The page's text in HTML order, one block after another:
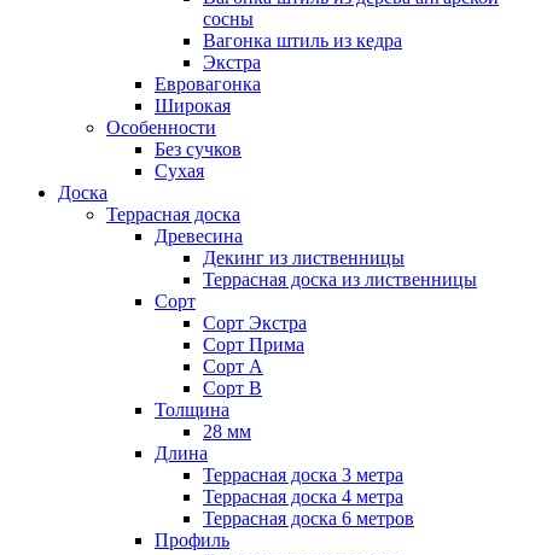
сосны
Вагонка штиль из кедра
Экстра
Евровагонка
Широкая
Особенности
Без сучков
Сухая
Доска
Террасная доска
Древесина
Декинг из лиственницы
Террасная доска из лиственницы
Сорт
Сорт Экстра
Сорт Прима
Сорт А
Сорт В
Толщина
28 мм
Длина
Террасная доска 3 метра
Террасная доска 4 метра
Террасная доска 6 метров
Профиль